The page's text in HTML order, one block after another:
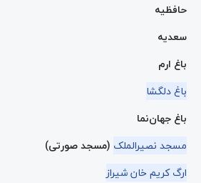
حافظیه
سعدیه
باغ ارم
باغ دلگشا
باغ جهان‌نما
مسجد نصیرالملک (مسجد صورتی)
ارگ کریم خان شیراز